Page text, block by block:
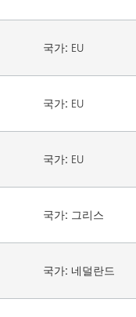
국가: EU
국가: EU
국가: EU
국가: 그리스
국가: 네덜란드